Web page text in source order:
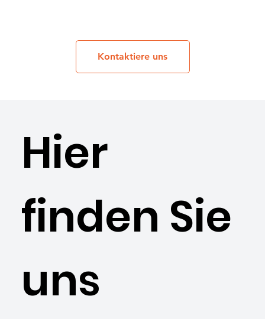
Kontaktiere uns
Hier
finden Sie
uns